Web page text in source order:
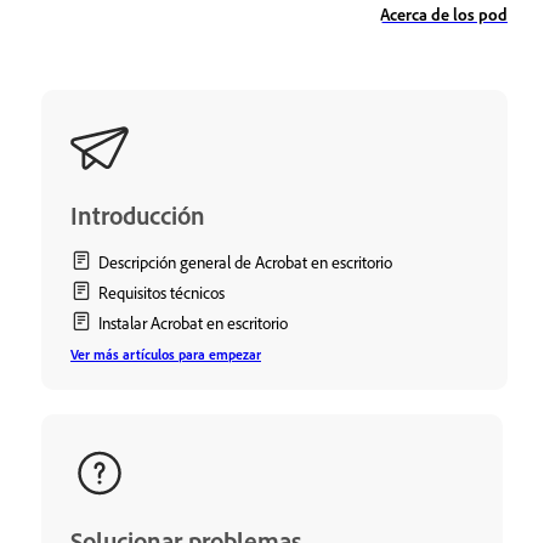
Acerca de los podcast
Introducción
Descripción general de Acrobat en escritorio
Requisitos técnicos
Instalar Acrobat en escritorio
Ver más artículos para empezar